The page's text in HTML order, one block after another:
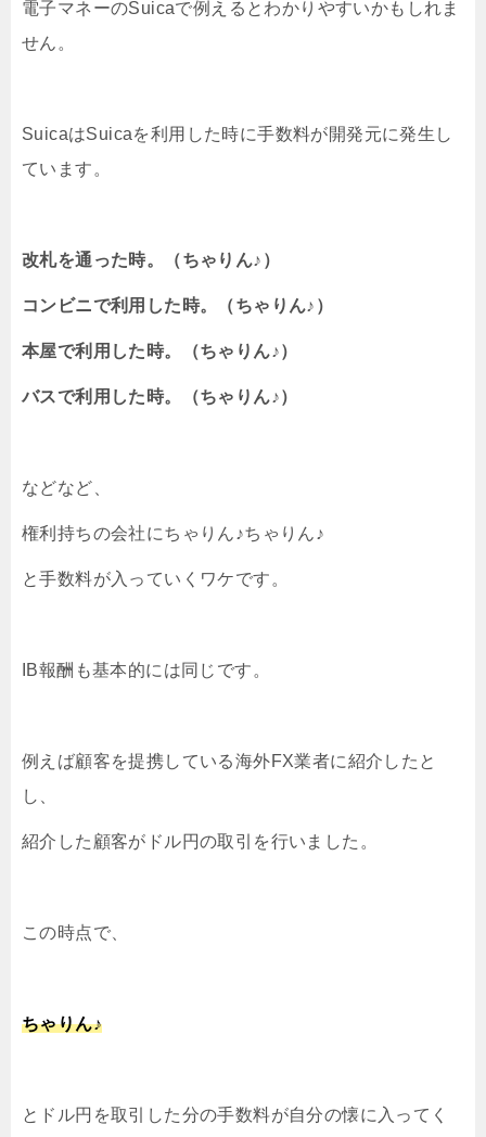
電子マネーのSuicaで例えるとわかりやすいかもしれま
せん。
SuicaはSuicaを利用した時に手数料が開発元に発生し
ています。
改札を通った時。（ちゃりん♪）
コンビニで利用した時。（ちゃりん♪）
本屋で利用した時。（ちゃりん♪）
バスで利用した時。（ちゃりん♪）
などなど、
権利持ちの会社にちゃりん♪ちゃりん♪
と手数料が入っていくワケです。
IB報酬も基本的には同じです。
例えば顧客を提携している海外FX業者に紹介したと
し、
紹介した顧客がドル円の取引を行いました。
この時点で、
ちゃりん♪
とドル円を取引した分の手数料が自分の懐に入ってく